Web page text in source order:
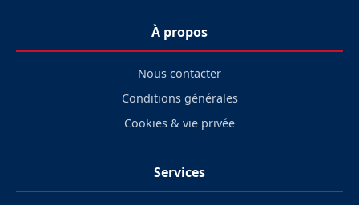
À propos
Nous contacter
Conditions générales
Cookies & vie privée
Services